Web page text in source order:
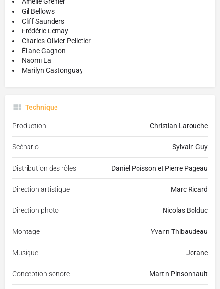
Amélie Grenier
Gil Bellows
Cliff Saunders
Frédéric Lemay
Charles-Olivier Pelletier
Éliane Gagnon
Naomi La
Marilyn Castonguay
Technique
Production Christian Larouche
Scénario Sylvain Guy
Distribution des rôles Daniel Poisson et Pierre Pageau
Direction artistique Marc Ricard
Direction photo Nicolas Bolduc
Montage Yvann Thibaudeau
Musique Jorane
Conception sonore Martin Pinsonnault